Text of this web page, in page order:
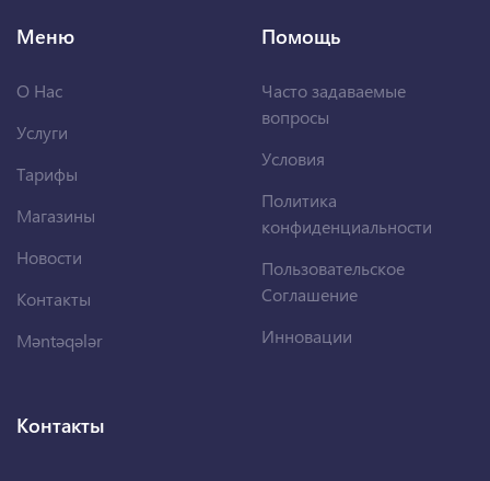
Меню
О Нас
Услуги
Тарифы
Магазины
Новости
Контакты
Məntəqələr
Помощь
Часто задаваемые
вопросы
Условия
Политика
конфиденциальности
Пользовательское
Соглашение
Инновации
Контакты